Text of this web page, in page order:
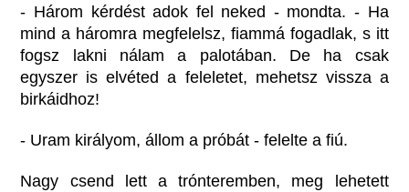
- Három kérdést adok fel neked - mondta. - Ha
mind a háromra megfelelsz, fiammá fogadlak, s itt
fogsz lakni nálam a palotában. De ha csak
egyszer is elvéted a feleletet, mehetsz vissza a
birkáidhoz!
- Uram királyom, állom a próbát - felelte a fiú.
Nagy csend lett a trónteremben, meg lehetett